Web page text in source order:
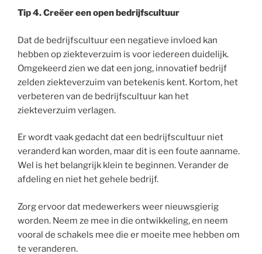
Tip 4. Creëer een open bedrijfscultuur
Dat de bedrijfscultuur een negatieve invloed kan
hebben op ziekteverzuim is voor iedereen duidelijk.
Omgekeerd zien we dat een jong, innovatief bedrijf
zelden ziekteverzuim van betekenis kent. Kortom, het
verbeteren van de bedrijfscultuur kan het
ziekteverzuim verlagen.
Er wordt vaak gedacht dat een bedrijfscultuur niet
veranderd kan worden, maar dit is een foute aanname.
Wel is het belangrijk klein te beginnen. Verander de
afdeling en niet het gehele bedrijf.
Zorg ervoor dat medewerkers weer nieuwsgierig
worden. Neem ze mee in die ontwikkeling, en neem
vooral de schakels mee die er moeite mee hebben om
te veranderen.